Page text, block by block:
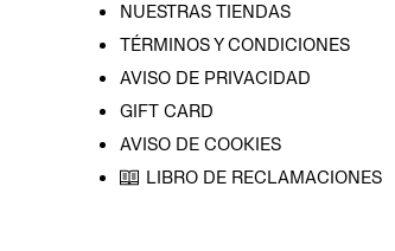
NUESTRAS TIENDAS
TÉRMINOS Y CONDICIONES
AVISO DE PRIVACIDAD
GIFT CARD
AVISO DE COOKIES
LIBRO DE RECLAMACIONES